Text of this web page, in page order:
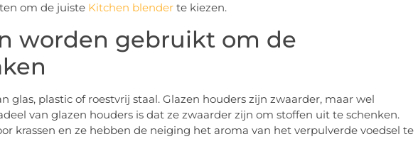
om de juiste Kitchen blender te kiezen.
worden gebruikt om de
glas, plastic of roestvrij staal. Glazen houders zijn zwaarder, maar wel
van glazen houders is dat ze zwaarder zijn om stoffen uit te schenken.
krassen en ze hebben de neiging het aroma van het verpulverde voedsel te